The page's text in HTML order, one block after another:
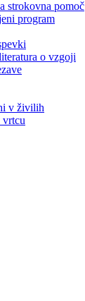
strokovna pomoč
program
o vzgoji
v živilih
vrtcu